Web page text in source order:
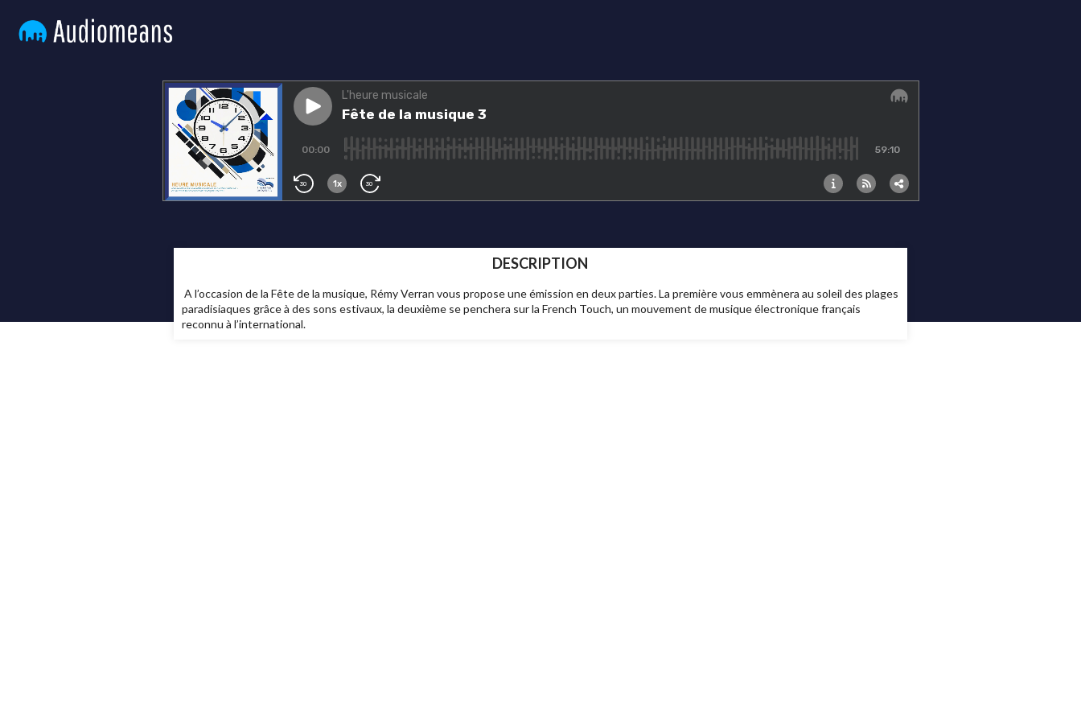
DESCRIPTION
A l’occasion de la Fête de la musique, Rémy Verran vous propose une émission en deux parties. La première vous emmènera au soleil des plages
paradisiaques grâce à des sons estivaux, la deuxième se penchera sur la French Touch, un mouvement de musique électronique français
reconnu à l’international.